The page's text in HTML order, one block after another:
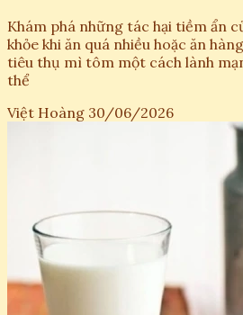
Khám phá những tác hại tiềm ẩn
khỏe khi ăn quá nhiều hoặc ăn
tiêu thụ mì tôm một cách lành
thể
Việt Hoàng 30/06/2026